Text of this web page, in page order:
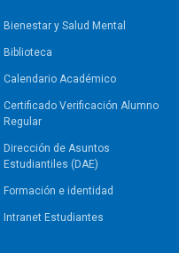
Bienestar y Salud Mental
Biblioteca
Calendario Académico
Certificado Verificación Alumno
Regular
Dirección de Asuntos
Estudiantiles (DAE)
Formación e identidad
Intranet Estudiantes